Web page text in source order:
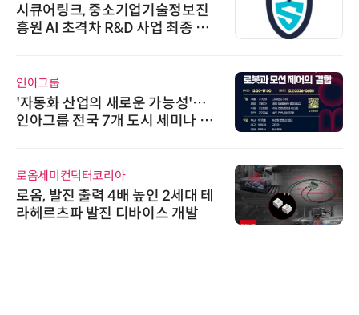
시큐어링크, 중소기업기술정보진
흥원 AI 초격차 R&D 사업 최종 선
인아그룹
'자동화 산업의 새로운 가능성'…
인아그룹 전국 7개 도시 세미나 페
로옴세미컨덕터코리아
로옴, 발진 출력 4배 높인 2세대 테
라헤르츠파 발진 디바이스 개발